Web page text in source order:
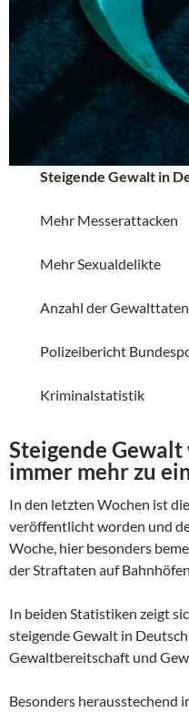
Steigende Gewalt in
Mehr Messerattacken
Mehr Sexualdelikte
Anzahl der
Polizeibericht
Kriminalstatistik
Steigende
immer mehr zu
In den letzten Wochen ist
veröffentlicht worden und
Woche, hier besonders
der Straftaten auf
In beiden Statistiken zeigt
steigende Gewalt in
Gewaltbereitschaft und
Besonders herausstechend